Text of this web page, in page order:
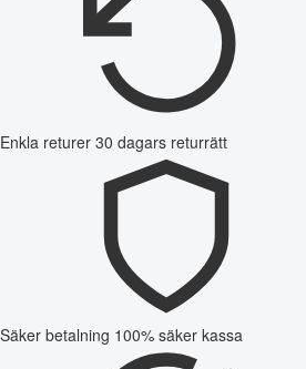
Enkla returer 30 dagars returrätt
Säker betalning 100% säker kassa